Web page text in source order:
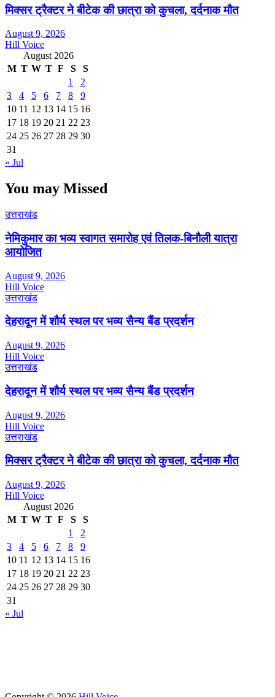
मिक्सर ट्रैक्टर ने बीटेक की छात्रा को कुचला, दर्दनाक मौत
August 9, 2026
Hill Voice
August 2026
M T W T F S
S
1
2
3
4 5 6 7 8
9
10 11 12 13 14 15 16
17 18 19 20 21 22 23
24 25 26 27 28 29 30
31
« Jul
You may Missed
उत्तराखंड
नेमिकुमार का भव्य स्वागत समारोह एवं तिलक-बिनौली यात्रा
आयोजित
August 9, 2026
Hill Voice
उत्तराखंड
देहरादून में शौर्य स्थल पर भव्य सैन्य बैंड प्रदर्शन
August 9, 2026
Hill Voice
उत्तराखंड
देहरादून में शौर्य स्थल पर भव्य सैन्य बैंड प्रदर्शन
August 9, 2026
Hill Voice
उत्तराखंड
मिक्सर ट्रैक्टर ने बीटेक की छात्रा को कुचला, दर्दनाक मौत
August 9, 2026
Hill Voice
August 2026
M T W T F S
S
1
2
3
4 5 6 7 8
9
10 11 12 13 14 15 16
17 18 19 20 21 22 23
24 25 26 27 28 29 30
31
« Jul